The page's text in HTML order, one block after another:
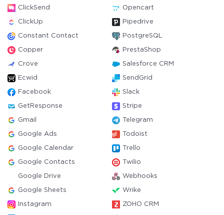
ClickSend Opencart
ClickUp Pipedrive
Constant Contact PostgreSQL
Copper PrestaShop
Crove Salesforce CRM
Ecwid SendGrid
Facebook Slack
GetResponse Stripe
Gmail Telegram
Google Ads Todoist
Google Calendar Trello
Google Contacts Twilio
Google Drive Webhooks
Google Sheets Wrike
Instagram ZOHO CRM